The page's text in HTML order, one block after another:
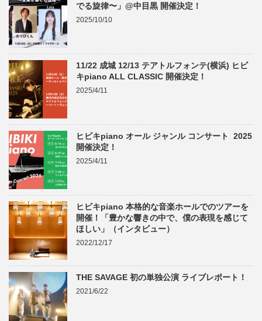
でる旋律〜」@中目黒 開催決定！
2025/10/10
11/22 成城 12/13 テアトルフォンテ(横浜) ヒビ
キpiano ALL CLASSIC 開催決定！
2025/4/11
ヒビキpiano オール ジャンル コンサート 2025
開催決定！
2025/4/11
ヒビキpiano 本格的な音楽ホールでのツアーを
開催！「豊かな響きの中で、僕の表現を感じて
ほしい」（インタビュー）
2022/12/17
THE SAVAGE 初の単独公演 ライブレポート！
2021/6/22